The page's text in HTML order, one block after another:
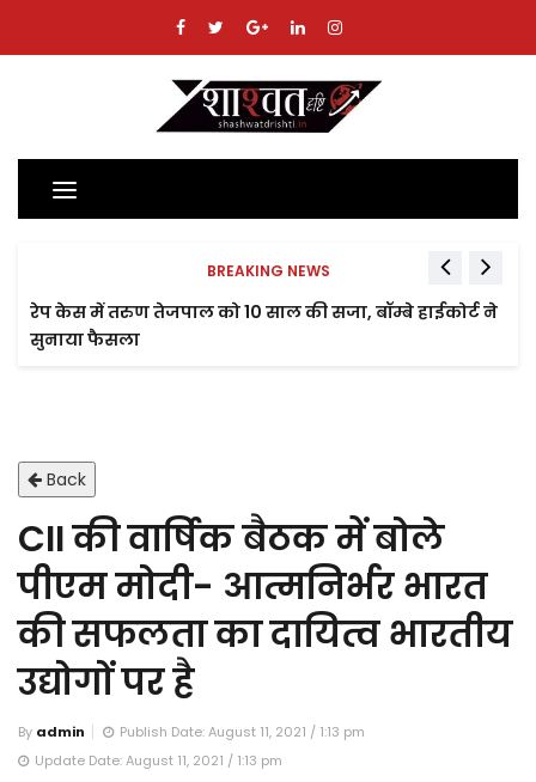
Toggle
navigation
BREAKING NEWS
रेप केस में तरुण तेजपाल को 10 साल की सजा, बॉम्बे हाईकोर्ट ने
सुनाया फैसला
Back
CII की वार्षिक बैठक में बोले
पीएम मोदी- आत्मनिर्भर भारत
की सफलता का दायित्व भारतीय
उद्योगों पर है
By admin
Publish Date: August 11, 2021 / 1:13 pm
Update Date: August 11, 2021 / 1:13 pm